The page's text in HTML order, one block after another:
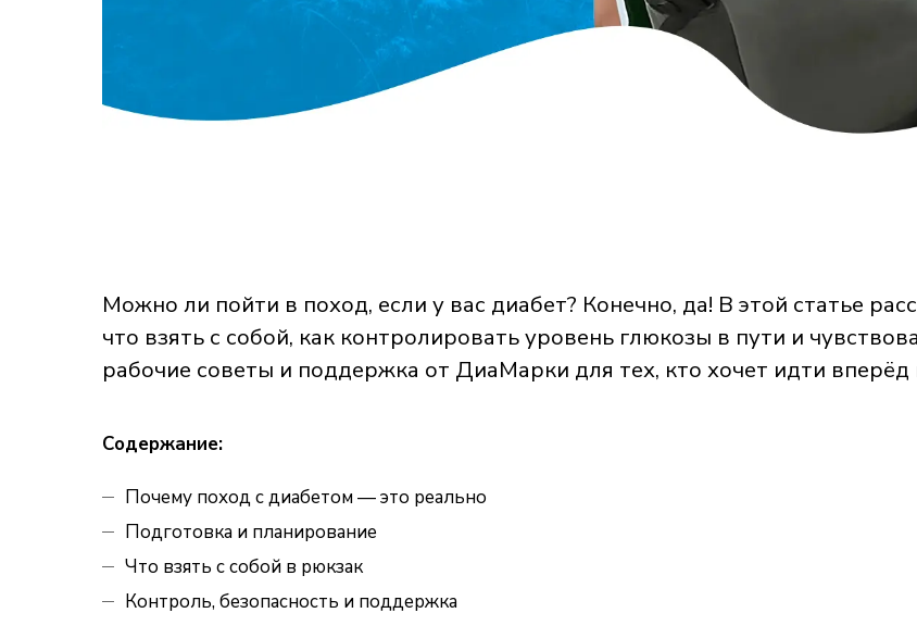
Можно ли пойти в поход, если у вас диабет? Конечно, да! В этой статье
что взять с собой, как контролировать уровень глюкозы в пути и
рабочие советы и поддержка от ДиаМарки для тех, кто хочет идти вперёд
Содержание:
Почему поход с диабетом — это реально
Подготовка и планирование
Что взять с собой в рюкзак
Контроль, безопасность и поддержка